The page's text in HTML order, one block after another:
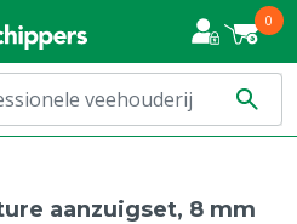
0
aanzuigset, 8 mm